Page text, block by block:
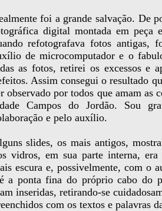
foi a grande salvação. De
digital montada em peça
refotografava fotos antigas,
de microcomputador e o
as fotos, retirei os excessos e
Assim consegui o resultado
observado por todos que amam as
Campos do Jordão. Sou
e pelo auxílio.
slides, os mais antigos,
vidros, em sua parte interna,
escura e, possivelmente, com o
a ponta fina do próprio cabo do
inseridas, retirando-se
com os textos e palavras